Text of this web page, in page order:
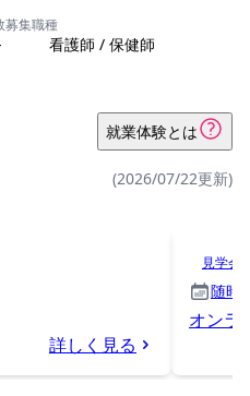
募集職種
看護師 / 保健師
就業体験とは
(2026/07/22更新)
詳しく見る
見学会
随時
オンラ